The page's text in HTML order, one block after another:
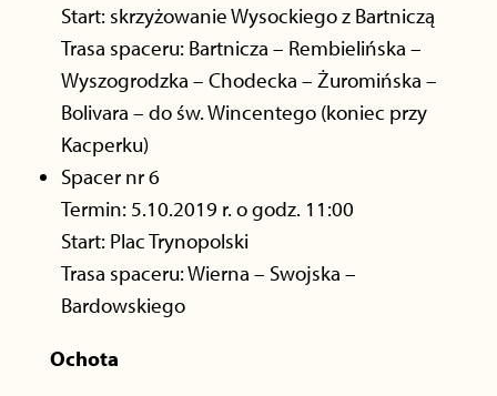
Start: skrzyżowanie Wysockiego z Bartniczą
Trasa spaceru: Bartnicza – Rembielińska –
Wyszogrodzka – Chodecka – Żuromińska –
Bolivara – do św. Wincentego (koniec przy
Kacperku)
Spacer nr 6
Termin: 5.10.2019 r. o godz. 11:00
Start: Plac Trynopolski
Trasa spaceru: Wierna – Swojska –
Bardowskiego
Ochota